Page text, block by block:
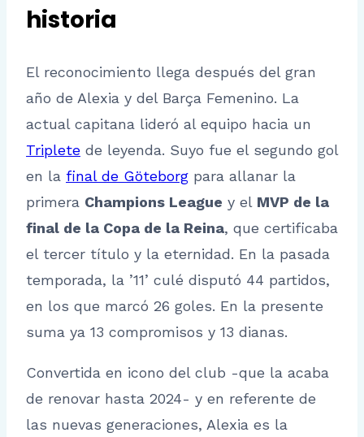
historia
El reconocimiento llega después del gran
año de Alexia y del Barça Femenino. La
actual capitana lideró al equipo hacia un
Triplete de leyenda. Suyo fue el segundo gol
en la final de Göteborg para allanar la
primera Champions League y el MVP de la
final de la Copa de la Reina, que certificaba
el tercer título y la eternidad. En la pasada
temporada, la ’11’ culé disputó 44 partidos,
en los que marcó 26 goles. En la presente
suma ya 13 compromisos y 13 dianas.
Convertida en icono del club -que la acaba
de renovar hasta 2024- y en referente de
las nuevas generaciones, Alexia es la